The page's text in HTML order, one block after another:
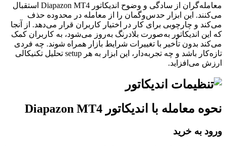
معامله‌گران از سادگی و وضوح اندیکاتور Diapazon MT4 استقبال
می‌کنند. این ابزار حدس‌وگمان را از معامله در محدوده حذف
می‌کند و چارچوبی برای کار در اختیار کاربران قرار می‌دهد. از آنجا
که این اندیکاتور به‌صورت بلادرنگ به‌روز می‌شود، به کاربران کمک
می‌کند بدون تأخیر با تغییرات شرایط بازار همراه شوند. چه فردی
تازه‌کار باشد و چه تجربه‌دار، این ابزار به هر setup تحلیل تکنیکالی
ارزش می‌افزاید.
نحوه معامله با اندیکاتور Diapazon MT4
ورود به خرید